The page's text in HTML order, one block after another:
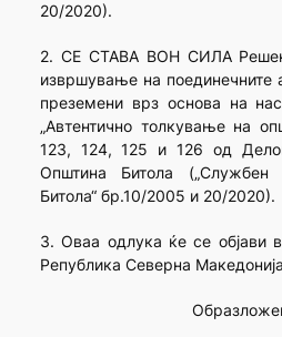
20/2020).
2. СЕ СТАВА ВОН СИЛА
извршување на поединечните
преземени врз основа на
„Автентично толкување на
123, 124, 125 и 126 од
Општина Битола („Службен
Битола“ бр.10/2005 и 20/2020).
3. Оваа одлука ќе се објави
Република Северна